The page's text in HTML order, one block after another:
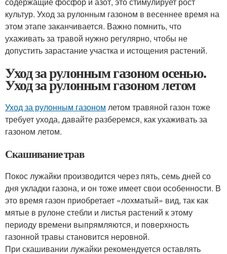
культур. Уход за рулонным газоном в весеннее время на
этом этапе заканчивается. Важно помнить, что
ухаживать за травой нужно регулярно, чтобы не
допустить зарастание участка и истощения растений.
Уход за рулонным газоном осенью.
Уход за рулонным газоном летом
Уход за рулонным газоном летом травяной газон тоже
требует ухода, давайте разберемся, как ухаживать за
газоном летом.
Скашивание трав
Покос лужайки производится через пять, семь дней со
дня укладки газона, и он тоже имеет свои особенности. В
это время газон приобретает «лохматый» вид, так как
мятые в рулоне стебли и листья растений к этому
периоду времени выпрямляются, и поверхность
газонной травы становится неровной.
При скашивании лужайки рекомендуется оставлять